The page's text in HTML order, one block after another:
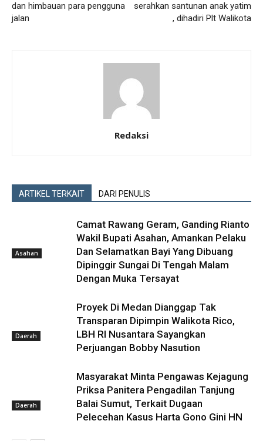
dan himbauan para pengguna
jalan
serahkan santunan anak yatim
, dihadiri Plt Walikota
Redaksi
ARTIKEL TERKAIT DARI PENULIS
Asahan
Camat Rawang Geram, Ganding Rianto
Wakil Bupati Asahan, Amankan Pelaku
Dan Selamatkan Bayi Yang Dibuang
Dipinggir Sungai Di Tengah Malam
Dengan Muka Tersayat
Daerah
Proyek Di Medan Dianggap Tak
Transparan Dipimpin Walikota Rico,
LBH RI Nusantara Sayangkan
Perjuangan Bobby Nasution
Daerah
Masyarakat Minta Pengawas Kejagung
Priksa Panitera Pengadilan Tanjung
Balai Sumut, Terkait Dugaan
Pelecehan Kasus Harta Gono Gini HN